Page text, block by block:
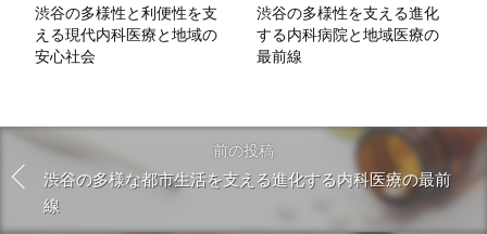
渋谷の多様性と利便性を支
える現代内科医療と地域の
安心社会
渋谷の多様性を支える進化
する内科病院と地域医療の
最前線
前の投稿
渋谷の多様な都市生活を支える進化する内科医療の最前
線